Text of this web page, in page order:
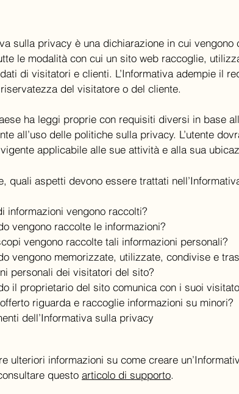
sulla privacy è una dichiarazione in cui vengono
le modalità con cui un sito web raccoglie,
di visitatori e clienti. L’Informativa adempie il
del visitatore o del cliente.
ha leggi proprie con requisiti diversi in base
all’uso delle politiche sulla privacy. L’utente
applicabile alle sue attività e alla sua
quali aspetti devono essere trattati
informazioni vengono raccolti?
vengono raccolte le informazioni?
vengono raccolte tali informazioni personali?
vengono memorizzate, utilizzate, condivise e
personali dei visitatori del sito?
il proprietario del sito comunica con i suoi
riguarda e raccoglie informazioni su minori?
dell’Informativa sulla privacy
ulteriori informazioni su come creare
questo articolo di supporto.